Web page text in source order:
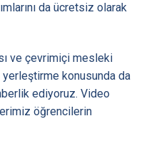
da ücretsiz olarak
ve çevrimiçi mesleki
konusunda da
ediyoruz. Video
öğrencilerin